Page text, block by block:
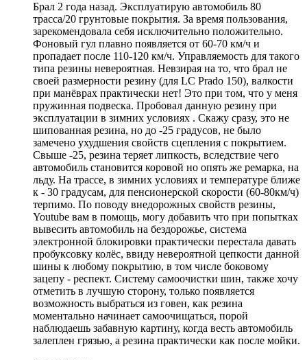
Брал 2 года назад. Эксплуатирую автомобиль 80
трасса/20 грунтовые покрытия. За время пользования,
зарекомендовала себя исключительно положительно.
Фоновый гул плавно появляется от 60-70 км/ч и
пропадает после 110-120 км/ч. Управляемость для такого
типа резины невероятная. Невзирая на то, что брал не
своей размерности резину (для LC Prado 150), валкости
при манёврах практически нет! Это при том, что у меня
пружинная подвеска. Пробовал данную резину при
эксплуатации в зимних условиях . Скажу сразу, это не
шипованная резина, но до -25 градусов, не было
замечено ухудшения свойств сцепления с покрытием.
Свыше -25, резина теряет липкость, вследствие чего
автомобиль становится коровой но опять же ремарка, на
льду. На трассе, в зимних условиях и температуре ближе
к - 30 градусам, для пенсионерской скорости (60-80км/ч)
терпимо. По поводу внедорожных свойств резины,
Youtube вам в помощь, могу добавить что при попытках
вывесить автомобиль на бездорожье, система
электронной блокировки практически перестала давать
пробуксовку колёс, ввиду невероятной цепкости данной
шины к любому покрытию, в том числе боковому
зацепу - респект. Систему самоочистки шин, также хочу
отметить в лучшую сторону, только появляется
возможность выбраться из говен, как резина
моментально начинает самоочищаться, порой
наблюдаешь забавную картину, когда весть автомобиль
залеплен грязью, а резина практически как после мойки.